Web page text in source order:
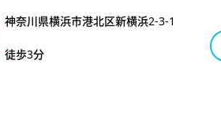
神奈川県横浜市港北区新横浜2-3-1
徒歩3分